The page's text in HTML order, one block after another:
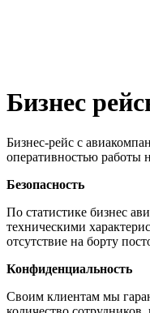
Бизнес
Бизнес-рейс с
оперативностью работы
Безопасность
По статистике бизнес
техническими
отсутствие на борту
Конфиденциальность
Своим клиентам мы